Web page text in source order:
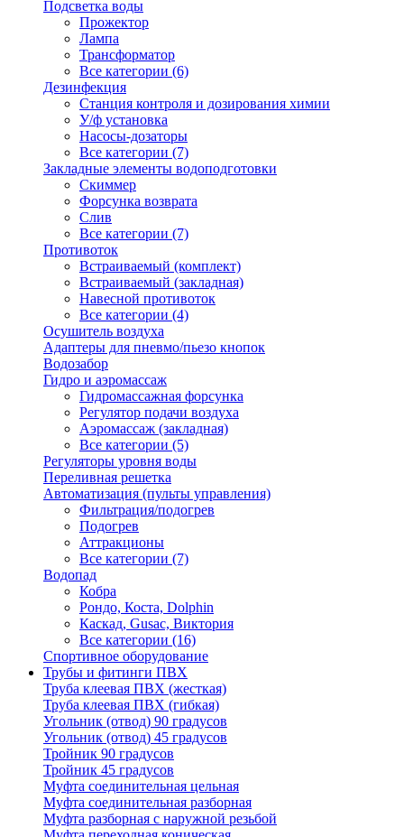
Подсветка воды
Прожектор
Лампа
Трансформатор
Все категории (6)
Дезинфекция
Станция контроля и дозирования химии
У/ф установка
Насосы-дозаторы
Все категории (7)
Закладные элементы водоподготовки
Скиммер
Форсунка возврата
Слив
Все категории (7)
Противоток
Встраиваемый (комплект)
Встраиваемый (закладная)
Навесной противоток
Все категории (4)
Осушитель воздуха
Адаптеры для пневмо/пьезо кнопок
Водозабор
Гидро и аэромассаж
Гидромассажная форсунка
Регулятор подачи воздуха
Аэромассаж (закладная)
Все категории (5)
Регуляторы уровня воды
Переливная решетка
Автоматизация (пульты управления)
Фильтрация/подогрев
Подогрев
Аттракционы
Все категории (7)
Водопад
Кобра
Рондо, Коста, Dolphin
Каскад, Gusac, Виктория
Все категории (16)
Спортивное оборудование
Трубы и фитинги ПВХ
Труба клеевая ПВХ (жесткая)
Труба клеевая ПВХ (гибкая)
Угольник (отвод) 90 градусов
Угольник (отвод) 45 градусов
Тройник 90 градусов
Тройник 45 градусов
Муфта соединительная цельная
Муфта соединительная разборная
Муфта разборная с наружной резьбой